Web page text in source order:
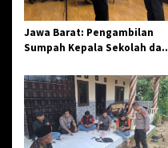
Jawa Barat: Pengambilan
Sumpah Kepala Sekolah dan
Penegasan Integritas
Aparatur Pendidikan dan
Birokrasi